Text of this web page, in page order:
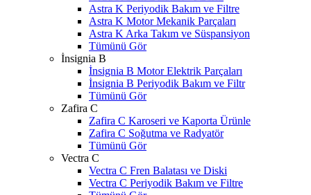
Astra K Periyodik Bakım ve Filtre
Astra K Motor Mekanik Parçaları
Astra K Arka Takım ve Süspansiyon
Tümünü Gör
İnsignia B
İnsignia B Motor Elektrik Parçaları
İnsignia B Periyodik Bakım ve Filtr
Tümünü Gör
Zafira C
Zafira C Karoseri ve Kaporta Ürünle
Zafira C Soğutma ve Radyatör
Tümünü Gör
Vectra C
Vectra C Fren Balatası ve Diski
Vectra C Periyodik Bakım ve Filtre